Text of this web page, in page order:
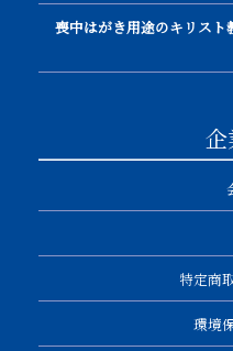
喪中はがき用途のキリス
特定商
環境